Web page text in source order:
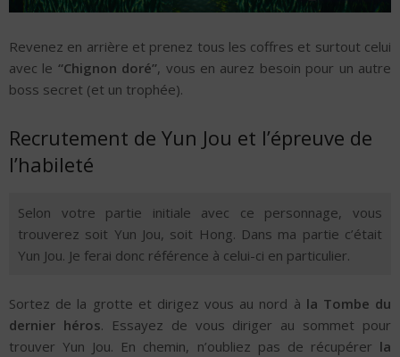
Revenez en arrière et prenez tous les coffres et surtout celui
avec le “Chignon doré”, vous en aurez besoin pour un autre
boss secret (et un trophée).
Recrutement de Yun Jou et l’épreuve de
l’habileté
Selon votre partie initiale avec ce personnage, vous
trouverez soit Yun Jou, soit Hong. Dans ma partie c’était
Yun Jou. Je ferai donc référence à celui-ci en particulier.
Sortez de la grotte et dirigez vous au nord à la Tombe du
dernier héros. Essayez de vous diriger au sommet pour
trouver Yun Jou. En chemin, n’oubliez pas de récupérer la